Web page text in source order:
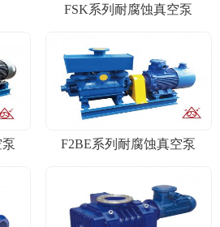
FSK系列耐腐蚀真空泵
F2BE系列耐腐蚀真空泵